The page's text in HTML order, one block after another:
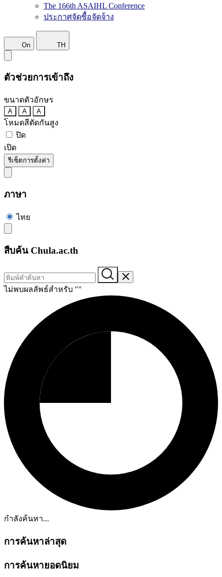
The 166th ASAIHL Conference
ประกาศจัดซื้อจัดจ้าง
On TH
ตัวช่วยการเข้าถึง
ขนาดตัวอักษร
A A A
โหมดสีตัดกันสูง
ปิด
เปิด
รีเซ็ตการตั้งค่า
ภาษา
ไทย
สืบค้น Chula.ac.th
ไม่พบผลลัพธ์สำหรับ ""
กำลังค้นหา...
การค้นหาล่าสุด
การค้นหายอดนิยม